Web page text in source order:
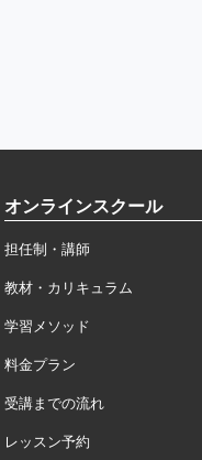
オンラインスクール
担任制・講師
教材・カリキュラム
学習メソッド
料金プラン
受講までの流れ
レッスン予約